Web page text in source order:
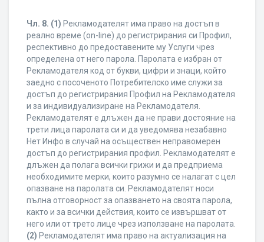
Чл. 8. (1) Рекламодателят има право на достъп в
реално време (on-line) до регистрирания си Профил,
респективно до предоставените му Услуги чрез
определена от него парола. Паролата е избран от
Рекламодателя код от букви, цифри и знаци, който
заедно с посоченото Потребителско име служи за
достъп до регистрирания Профил на Рекламодателя
и за индивидуализиране на Рекламодателя.
Рекламодателят е длъжен да не прави достояние на
трети лица паролата си и да уведомява незабавно
Нет Инфо в случай на осъществен неправомерен
достъп до регистрирания профил. Рекламодателят е
длъжен да полага всички грижи и да предприема
необходимите мерки, които разумно се налагат с цел
опазване на паролата си. Рекламодателят носи
пълна отговорност за опазването на своята парола,
както и за всички действия, които се извършват от
него или от трето лице чрез използване на паролата.
(2) Рекламодателят има право на актуализация на